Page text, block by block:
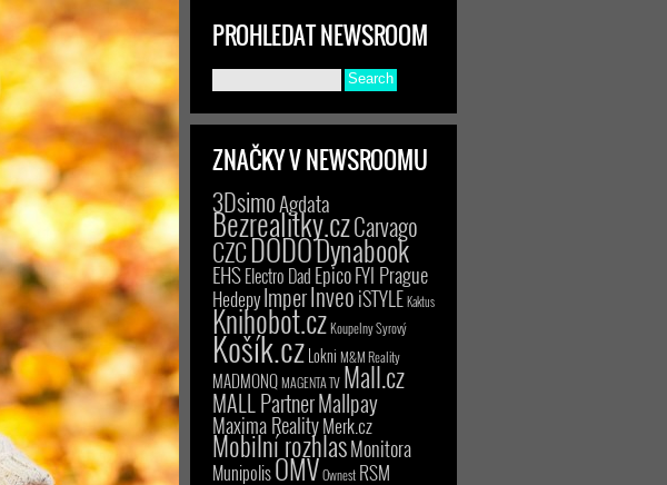
PROHLEDAT NEWSROOM
ZNAČKY V NEWSROOMU
3DsimoAgdata
Bezrealitky.czCarvago
CZCDODODynabook
EHSElectro Dad EpicoFYI Prague
HedepyImperInveoiSTYLEKaktus
Knihobot.czKoupelny Syrový
Košík.czLokni M&M Reality
MADMONQMAGENTA TV Mall.cz
MALL PartnerMallpay
Maxima RealityMerk.cz
Mobilní rozhlasMonitora
MunipolisOMVOwnest RSM